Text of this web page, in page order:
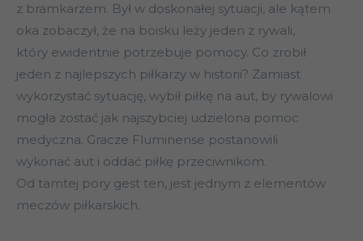
z bramkarzem. Był w doskonałej sytuacji, ale kątem
oka zobaczył, że na boisku leży jeden z rywali,
który ewidentnie potrzebuje pomocy. Co zrobił
jeden z najlepszych piłkarzy w historii? Zamiast
wykorzystać sytuację, wybił piłkę na aut, by rywalowi
mogła zostać jak najszybciej udzielona pomoc
medyczna. Gracze Fluminense postanowili
wykonać aut i oddać piłkę przeciwnikom.
Od tamtej pory gest ten, jest jednym z elementów
meczów piłkarskich.